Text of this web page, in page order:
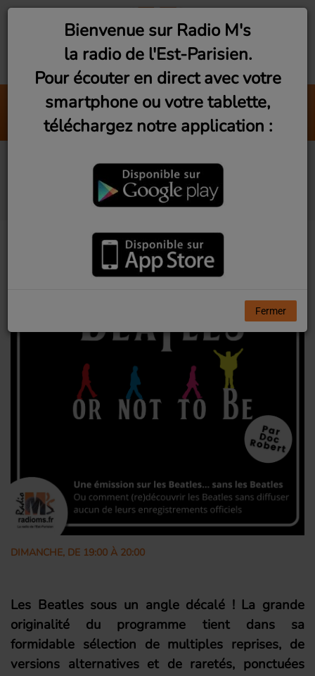
Valerie (Live At BBC)
Amy Winehouse
To Beatles or not to be
(Dimanche 19h)
DIMANCHE, DE 19:00 À 20:00
Les Beatles sous un angle décalé ! La grande
originalité du programme tient dans sa
formidable sélection de multiples reprises, de
versions alternatives et de raretés, ponctuées
Bienvenue sur Radio M's
la radio de l'Est-Parisien.
Pour écouter en direct avec votre
smartphone ou votre tablette,
téléchargez notre application :
Fermer